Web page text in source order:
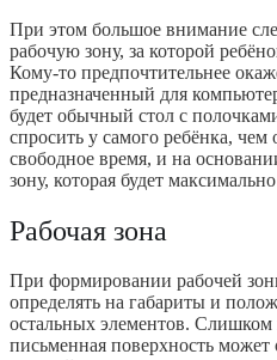
При этом большое внимание
рабочую зону, за которой
Кому-то предпочтительнее
предназначенный для
будет обычный стол с
спросить у самого ребёнка, чем
свободное время, и на
зону, которая будет
Рабочая зона
При формировании рабочей
определять на габариты и
остальных элементов.
письменная поверхность